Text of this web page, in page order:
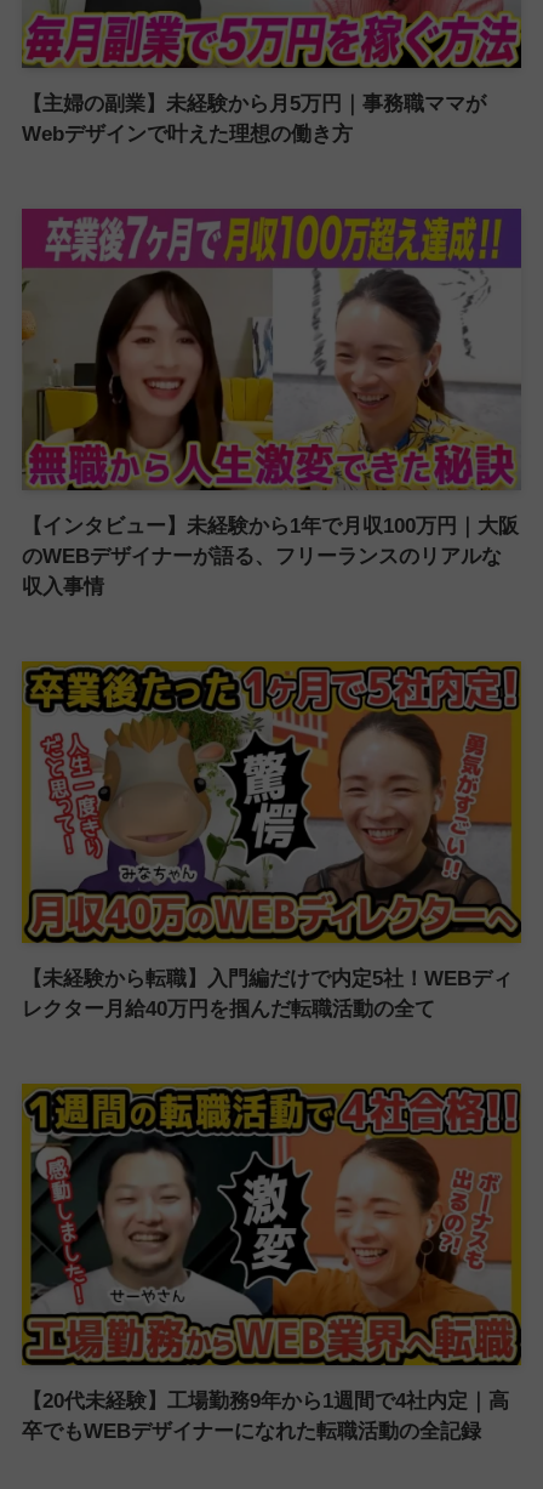
【主婦の副業】未経験から月5万円｜事務職ママが
Webデザインで叶えた理想の働き方
【インタビュー】未経験から1年で月収100万円｜大阪
のWEBデザイナーが語る、フリーランスのリアルな
収入事情
【未経験から転職】入門編だけで内定5社！WEBディ
レクター月給40万円を掴んだ転職活動の全て
【20代未経験】工場勤務9年から1週間で4社内定｜高
卒でもWEBデザイナーになれた転職活動の全記録